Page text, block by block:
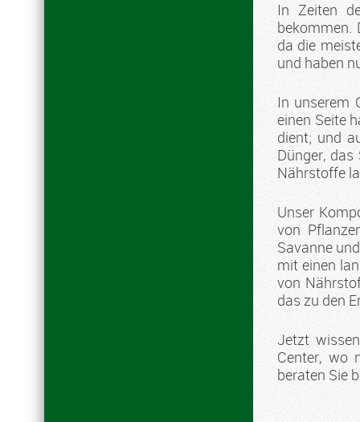
In Zeiten
bekommen.
da die
und haben
In unserem
einen Seite
dient; und
Dünger,
Nährstoffe
Unser
von
Savanne
mit einen
von
das zu den
Jetzt
Center, wo
beraten Sie